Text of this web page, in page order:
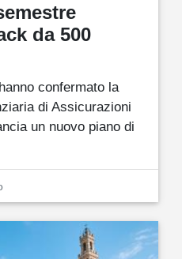
da 500
confermato la
di Assicurazioni
un nuovo piano di